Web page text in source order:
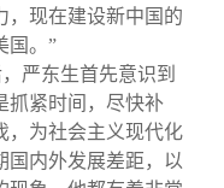
，现在建设新中国的
国。”
严东生首先意识到
抓紧时间，尽快补
，为社会主义现代化
国内外发展差距，以